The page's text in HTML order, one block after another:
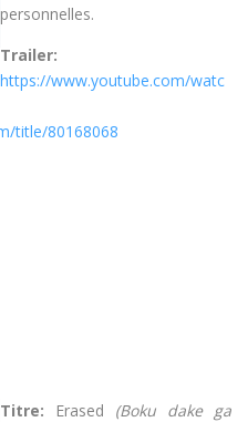
personnelles.
Trailer:
https://www.youtube.com/watc
title/80168068
Titre: Erased (Boku dake ga